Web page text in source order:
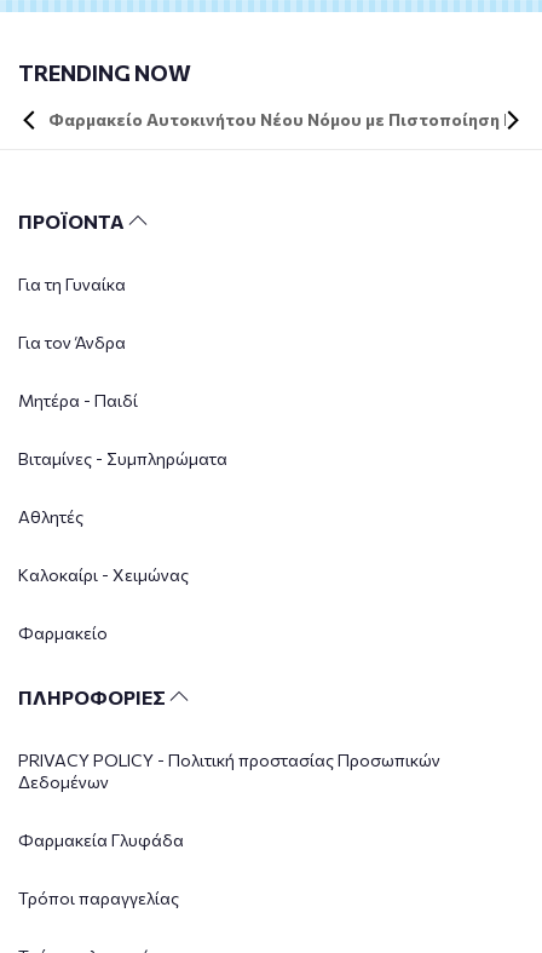
TRENDING NOW
Φαρμακείο Αυτοκινήτου Νέου Νόμου με Πιστοποίηση DIN
ΠΡΟΪΟΝΤΑ
Για τη Γυναίκα
Για τον Άνδρα
Μητέρα - Παιδί
Βιταμίνες - Συμπληρώματα
Αθλητές
Καλοκαίρι - Χειμώνας
Φαρμακείο
ΠΛΗΡΟΦΟΡΙΕΣ
PRIVACY POLICY - Πολιτική προστασίας Προσωπικών
Δεδομένων
Φαρμακεία Γλυφάδα
Τρόποι παραγγελίας